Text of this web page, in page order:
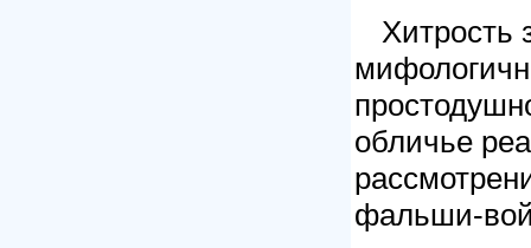
Хитрость
обличье
фальши-